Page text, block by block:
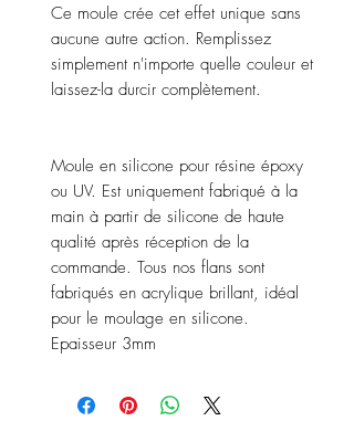
Ce moule crée cet effet unique sans
aucune autre action. Remplissez
simplement n'importe quelle couleur et
laissez-la durcir complètement.
Moule en silicone pour résine époxy
ou UV. Est uniquement fabriqué à la
main à partir de silicone de haute
qualité après réception de la
commande. Tous nos flans sont
fabriqués en acrylique brillant, idéal
pour le moulage en silicone.
Epaisseur 3mm